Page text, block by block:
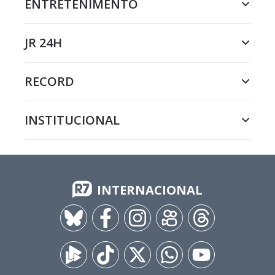
ENTRETENIMENTO
JR 24H
RECORD
INSTITUCIONAL
INTERNACIONAL